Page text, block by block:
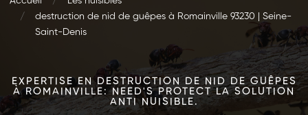
destruction de nid de guêpes à Romainville 93230 | Seine-
Saint-Denis
EXPERTISE EN DESTRUCTION DE NID DE GUÊPES
À ROMAINVILLE: NEED'S PROTECT LA SOLUTION
ANTI NUISIBLE.